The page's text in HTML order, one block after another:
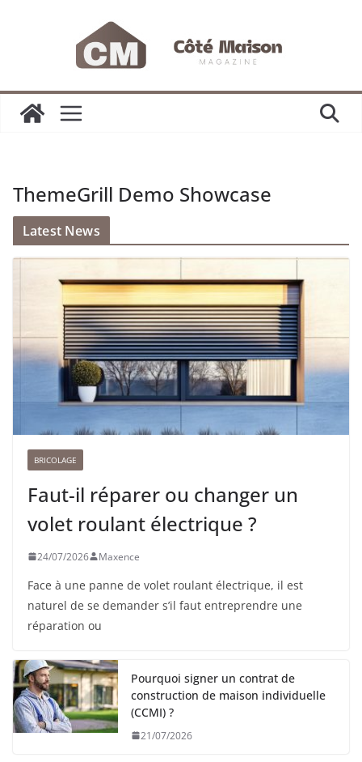
ThemeGrill Demo Showcase
Latest News
BRICOLAGE
Faut-il réparer ou changer un
volet roulant électrique ?
24/07/2026 Maxence
Face à une panne de volet roulant électrique, il est
naturel de se demander s’il faut entreprendre une
réparation ou
Pourquoi signer un contrat de
construction de maison individuelle
(CCMI) ?
21/07/2026